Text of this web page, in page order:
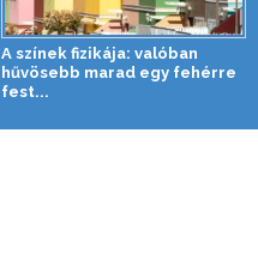
A színek fizikája: valóban
hűvösebb marad egy fehérre
fest...